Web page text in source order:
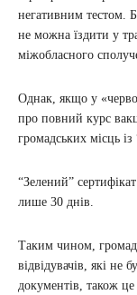
негативним тестом.
не можна їздити у
міжобласного
Однак, якщо у
про повний курс
громадських місць
“Зелений”
лише 30 днів.
Таким чином,
відвідувачів, які не
документів, також це